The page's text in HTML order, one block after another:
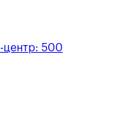
центр: 500